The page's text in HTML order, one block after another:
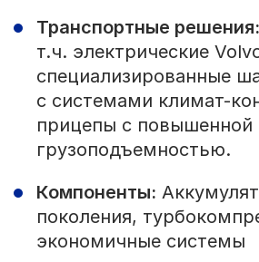
Транспортные решения:
т.ч. электрические
специализированные
с системами климат-
прицепы с повышенной
грузоподъемностью.
Компоненты:
поколения,
экономичные системы